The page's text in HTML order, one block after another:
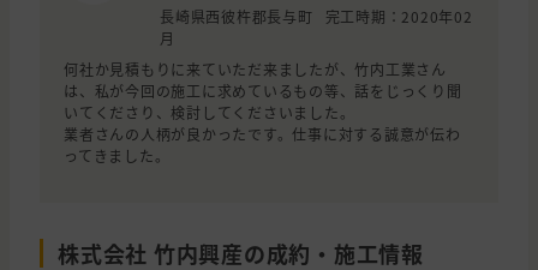
長崎県西彼杵郡長与町
完工時期：2020年02
月
何社か見積もりに来ていただ来ましたが、竹内工業さん
は、私が今回の施工に求めているもの等、話をじっくり聞
いてくださり、検討してくださいました。
業者さんの人柄が良かったです。仕事に対する誠意が伝わ
ってきました。
株式会社 竹内興産の成約・施工情報